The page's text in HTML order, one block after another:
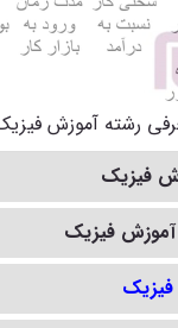
رشته آموزش
فیزیک
آموزش فیزیک
فیزیک